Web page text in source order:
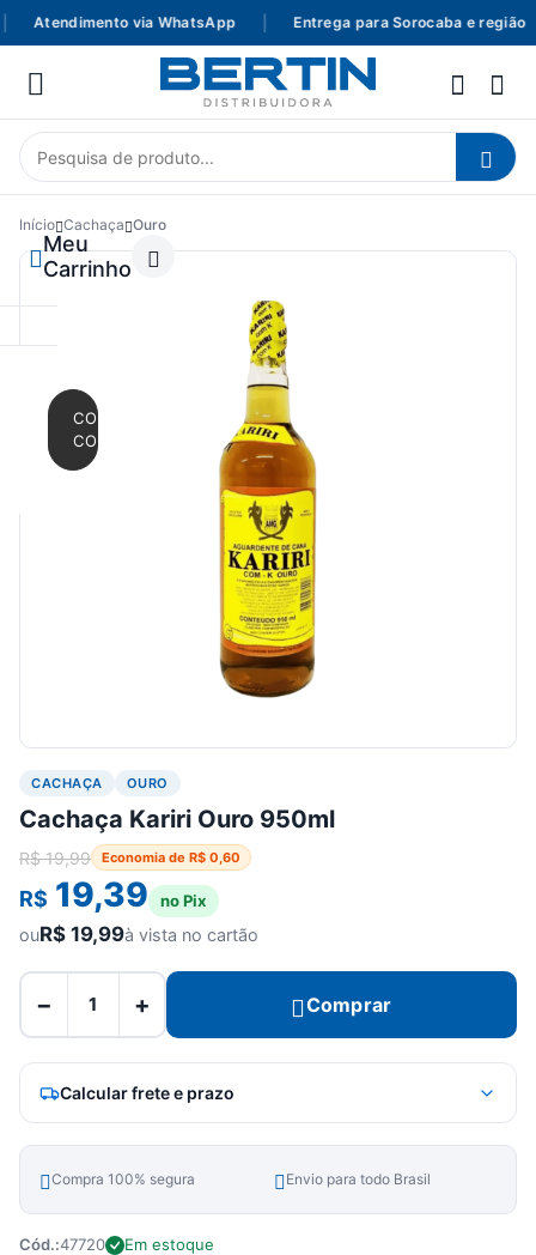
Atendimento via WhatsApp Entrega para Sorocaba e região
Meu
Carrinho
CONTINUAR
COMPRANDO
Início Cachaça Ouro
CACHAÇA OURO
Cachaça Kariri Ouro 950ml
R$19,99 Economia de R$ 0,60
R$ 19,39 no Pix
ouR$ 19,99à vista no cartão
− + Comprar
Calcular frete e prazo
Compra 100% segura Envio para todo Brasil
Cód.:47720 Em estoque